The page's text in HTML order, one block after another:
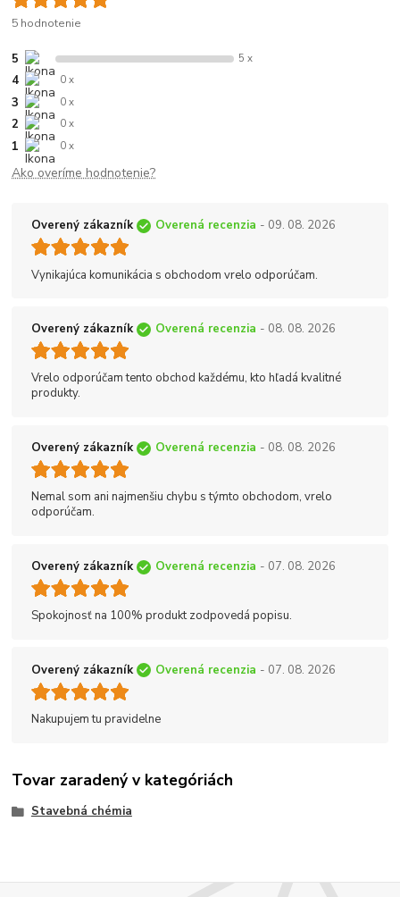
5 hodnotenie
5 5 x
4 0 x
3 0 x
2 0 x
1 0 x
Ako overíme hodnotenie?
Overený zákazník Overená recenzia - 09. 08. 2026
Vynikajúca komunikácia s obchodom vrelo odporúčam.
Overený zákazník Overená recenzia - 08. 08. 2026
Vrelo odporúčam tento obchod každému, kto hľadá kvalitné
produkty.
Overený zákazník Overená recenzia - 08. 08. 2026
Nemal som ani najmenšiu chybu s týmto obchodom, vrelo
odporúčam.
Overený zákazník Overená recenzia - 07. 08. 2026
Spokojnosť na 100% produkt zodpovedá popisu.
Overený zákazník Overená recenzia - 07. 08. 2026
Nakupujem tu pravidelne
Tovar zaradený v kategóriách
Stavebná chémia